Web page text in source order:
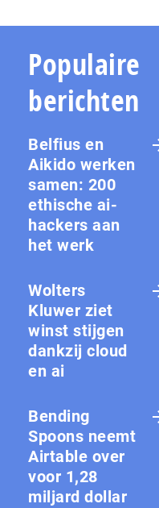
Populaire
berichten
Belfius en
Aikido werken
samen: 200
ethische ai-
hackers aan
het werk
Wolters
Kluwer ziet
winst stijgen
dankzij cloud
en ai
Bending
Spoons neemt
Airtable over
voor 1,28
miljard dollar